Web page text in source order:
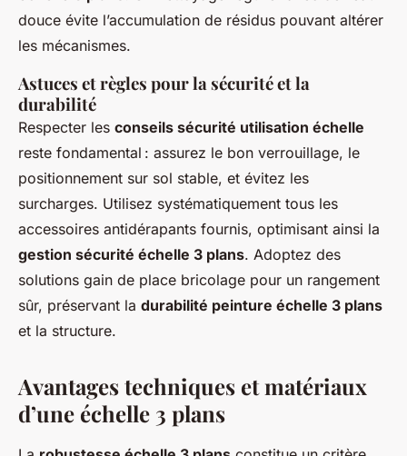
douce évite l’accumulation de résidus pouvant altérer
les mécanismes.
Astuces et règles pour la sécurité et la
durabilité
Respecter les conseils sécurité utilisation échelle
reste fondamental : assurez le bon verrouillage, le
positionnement sur sol stable, et évitez les
surcharges. Utilisez systématiquement tous les
accessoires antidérapants fournis, optimisant ainsi la
gestion sécurité échelle 3 plans. Adoptez des
solutions gain de place bricolage pour un rangement
sûr, préservant la durabilité peinture échelle 3 plans
et la structure.
Avantages techniques et matériaux
d’une échelle 3 plans